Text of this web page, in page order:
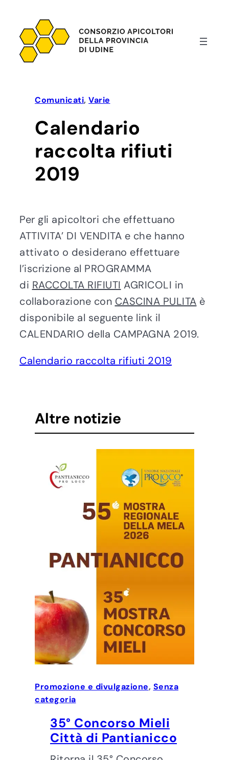
contenuto
Comunicati, Varie
Calendario
raccolta rifiuti
2019
Per gli apicoltori che effettuano
ATTIVITA’ DI VENDITA e che hanno
attivato o desiderano effettuare
l’iscrizione al PROGRAMMA
di RACCOLTA RIFIUTI AGRICOLI in
collaborazione con CASCINA PULITA è
disponibile al seguente link il
CALENDARIO della CAMPAGNA 2019.
Calendario raccolta rifiuti 2019
Altre notizie
Promozione e divulgazione, Senza
categoria
35° Concorso Mieli
Città di Pantianicco